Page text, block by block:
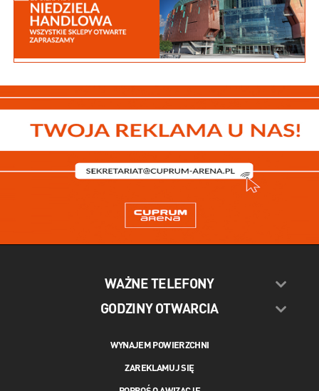
WAŻNE TELEFONY
GODZINY OTWARCIA
WYNAJEM POWIERZCHNI
ZAREKLAMUJ SIĘ